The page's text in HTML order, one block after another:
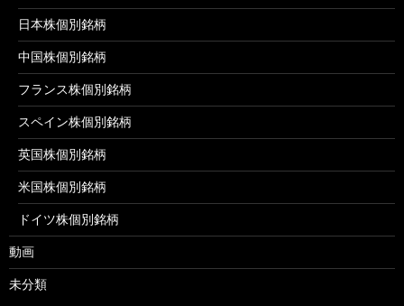
日本株個別銘柄
中国株個別銘柄
フランス株個別銘柄
スペイン株個別銘柄
英国株個別銘柄
米国株個別銘柄
ドイツ株個別銘柄
動画
未分類